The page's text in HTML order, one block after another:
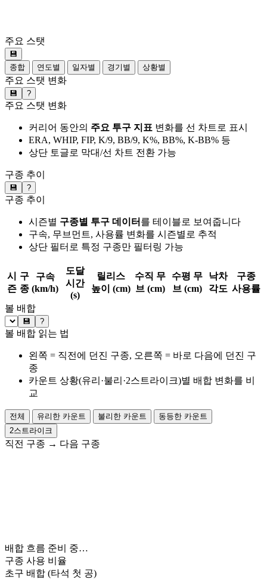
주요 스탯
💾
종합
연도별 일자별 경기별 상황별
주요 스탯 변화
💾 ?
주요 스탯 변화
커리어 동안의 주요 투구 지표 변화를 선 차트로 표시
ERA, WHIP, FIP, K/9, BB/9, K%, BB%, K-BB% 등
상단 토글로 막대/선 차트 전환 가능
구종 추이
💾 ?
구종 추이
시즌별 구종별 투구 데이터 를 테이블로 보여줍니다
구속, 무브먼트, 사용률 변화를 시즌별로 추적
상단 필터로 특정 구종만 필터링 가능
시
즌
구
종
구속
(km/h)
도달
시간
(s)
릴리스
높이 (cm)
수직 무
브 (cm)
수평 무
브 (cm)
낙차
각도
구종
사용률
볼 배합
💾 ?
볼 배합 읽는 법
왼쪽 = 직전에 던진 구종, 오른쪽 = 바로 다음에 던진 구
종
카운트 상황(유리·불리·2스트라이크)별 배합 변화를 비
교
전체 유리한 카운트 불리한 카운트
동등한 카운트
2스트라이크
직전 구종 → 다음 구종
배합 흐름 준비 중…
구종 사용 비율
초구 배합 (타석 첫 공)